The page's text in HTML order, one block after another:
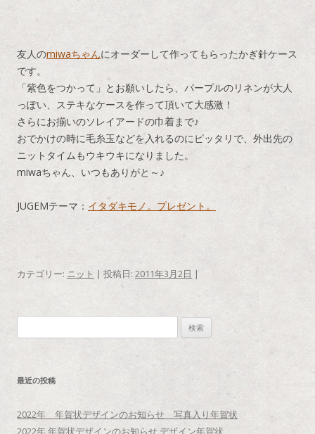
友人のmiwaちゃんにオーダーして作ってもらったかぎ針ケース
です。
「紫色をつかって」とお願いしたら、パープルのリネンが大人
っぽい、ステキなケースを作って頂いて大感激！
さらにお揃いのソレイアードの巾着まで♪
おでかけの時に毛糸玉などを入れるのにピッタリで、外出先の
ニットタイムもウキウキになりました。
miwaちゃん、いつもありがと～♪
JUGEMテーマ： イタダキモノ。プレゼント。
カテゴリー: ニット | 投稿日: 2011年3月2日 |
索
最近の投稿
2022年 年賀状デザインのお知らせ 写真入り年賀状
2022年 年賀状デザインのお知らせ デザイン年賀状